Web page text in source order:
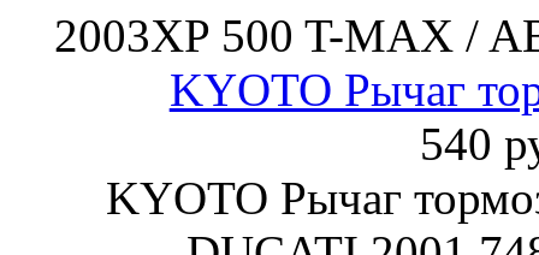
2003XP 500 T-MAX /
KYOTO Рычаг
540
KYOTO Рычаг